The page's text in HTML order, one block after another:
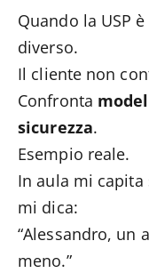
Quando la USP
diverso.
Il cliente non
Confronta
sicurezza.
Esempio reale.
In aula mi
mi dica:
“Alessandro, un
meno.”